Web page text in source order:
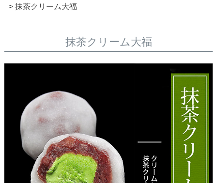
抹茶クリーム大福
抹茶クリーム大福